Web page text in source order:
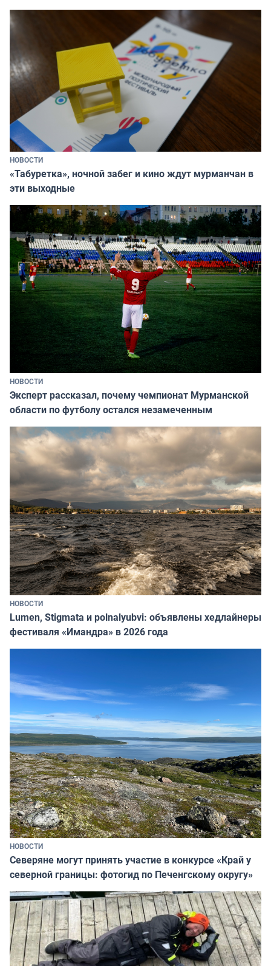
НОВОСТИ
«Табуретка», ночной забег и кино ждут мурманчан в
эти выходные
НОВОСТИ
Эксперт рассказал, почему чемпионат Мурманской
области по футболу остался незамеченным
НОВОСТИ
Lumen, Stigmata и polnalyubvi: объявлены хедлайнеры
фестиваля «Имандра» в 2026 года
НОВОСТИ
Северяне могут принять участие в конкурсе «Край у
северной границы: фотогид по Печенгскому округу»